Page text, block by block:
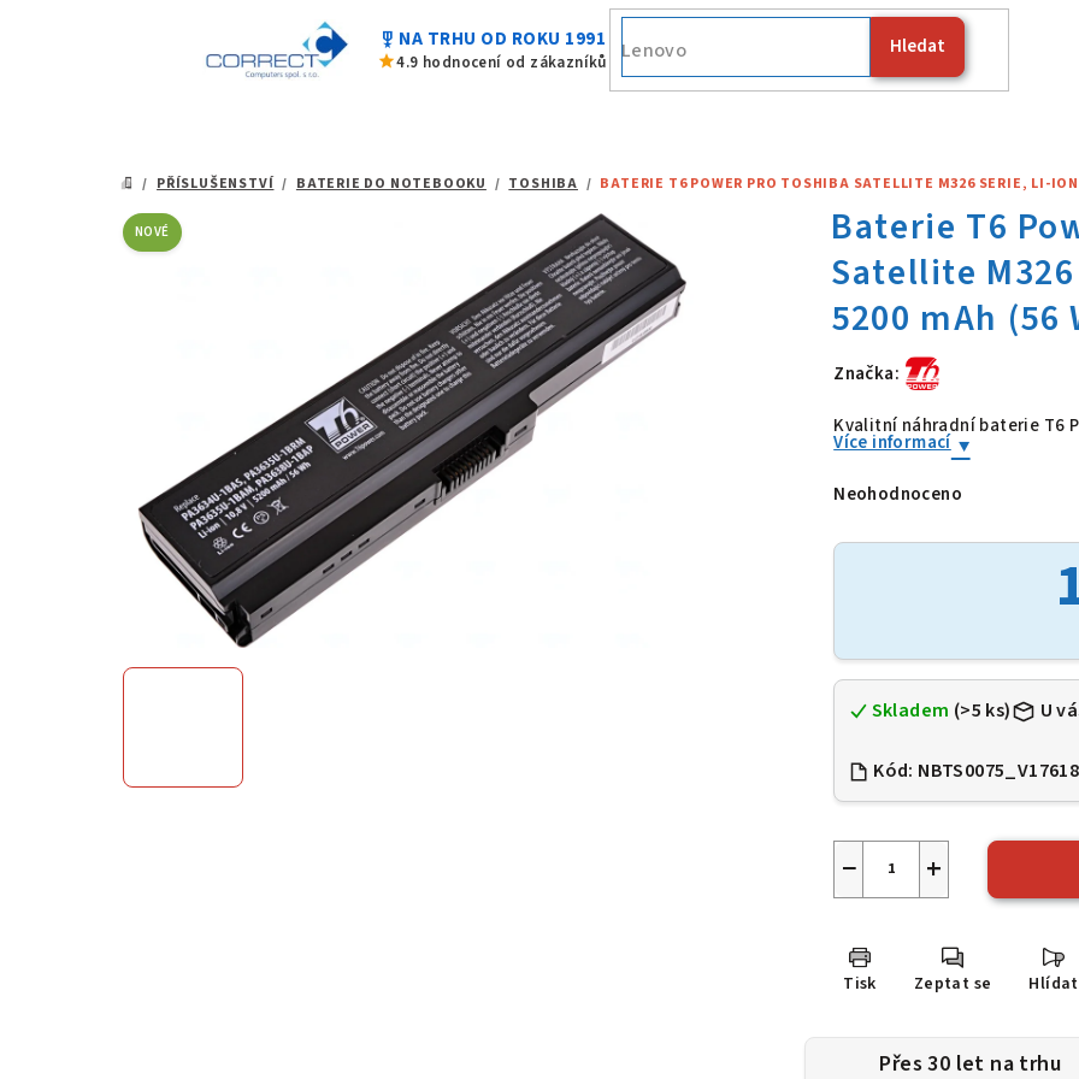
military_tech NA TRHU OD ROKU 1991
star4.9 hodnocení od zákazníků
Hledat
Fujitsu
DOMŮ
/ PŘÍSLUŠENSTVÍ / BATERIE DO NOTEBOOKU / TOSHIBA / BATERIE T6 POWER PRO TOSHIBA SATELLITE M326 SERIE, LI-
Značka:
Baterie T6
Kvalitní náhradní baterie T6
Více informací
Průměrné
produktu
je
Neohodnoceno
Skladem (>5 ks) U
Kód: NBTS0075_V17618
+
−
Tisk Zeptat se Hlídat
NOVÉ
Přes 30 let na trhu
hvězdiček.